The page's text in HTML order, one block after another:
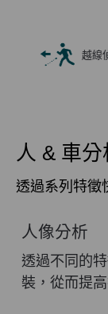
越線
人 & 車分
透過系列特徵
人像分析
透過不同的
裝，從而提